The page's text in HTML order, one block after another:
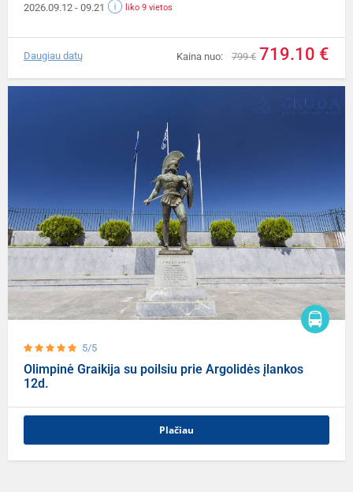
2026.09.12 - 09.21 liko 9 vietos
Kaina nuo: 799 € 719.10 €
Daugiau datų
5/5
Olimpinė Graikija su poilsiu prie Argolidės įlankos
12d.
Plačiau